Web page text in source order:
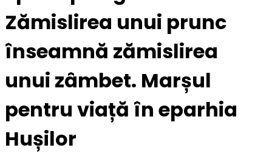
Zămislirea unui prunc
înseamnă zămislirea
unui zâmbet. Marșul
pentru viață în eparhia
Hușilor